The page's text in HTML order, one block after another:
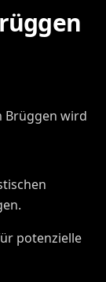
Brüggen wird
potenzielle